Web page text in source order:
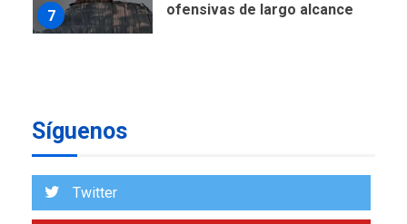
7
ofensivas de largo alcance
1
Síguenos
Twitter